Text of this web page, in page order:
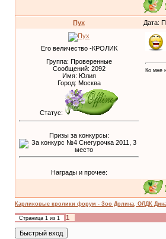
Пух Дата:
Его величество -КРОЛИК
Группа: Проверенные
Сообщений: 2092
Имя: Юлия
Город: Москва
Статус:
Призы за конкурсы:
Награды и прочее:
Ко мне
Карликовые кролики форум - Зоо Долина, ОЛДК
Страница 1 из 1 1